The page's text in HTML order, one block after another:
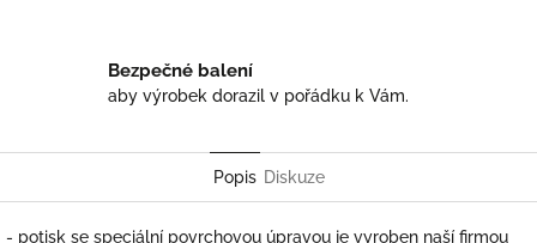
Bezpečné balení
aby výrobek dorazil v pořádku k Vám.
Popis Diskuze
- potisk se speciální povrchovou úpravou je vyroben naší firmou